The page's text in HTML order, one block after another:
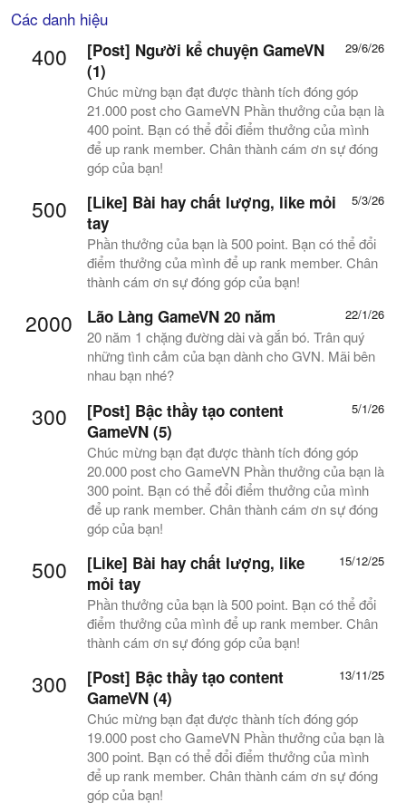
Các danh hiệu
400 29/6/26
[Post] Người kể chuyện GameVN
(1)
Chúc mừng bạn đạt được thành tích đóng góp
21.000 post cho GameVN Phần thưởng của bạn là
400 point. Bạn có thể đổi điểm thưởng của mình
để up rank member. Chân thành cám ơn sự đóng
góp của bạn!
500 5/3/26
[Like] Bài hay chất lượng, like mỏi
tay
Phần thưởng của bạn là 500 point. Bạn có thể đổi
điểm thưởng của mình để up rank member. Chân
thành cám ơn sự đóng góp của bạn!
2000 22/1/26
Lão Làng GameVN 20 năm
20 năm 1 chặng đường dài và gắn bó. Trân quý
những tình cảm của bạn dành cho GVN. Mãi bên
nhau bạn nhé?
300 5/1/26
[Post] Bậc thầy tạo content
GameVN (5)
Chúc mừng bạn đạt được thành tích đóng góp
20.000 post cho GameVN Phần thưởng của bạn là
300 point. Bạn có thể đổi điểm thưởng của mình
để up rank member. Chân thành cám ơn sự đóng
góp của bạn!
500 15/12/25
[Like] Bài hay chất lượng, like
mỏi tay
Phần thưởng của bạn là 500 point. Bạn có thể đổi
điểm thưởng của mình để up rank member. Chân
thành cám ơn sự đóng góp của bạn!
300 13/11/25
[Post] Bậc thầy tạo content
GameVN (4)
Chúc mừng bạn đạt được thành tích đóng góp
19.000 post cho GameVN Phần thưởng của bạn là
300 point. Bạn có thể đổi điểm thưởng của mình
để up rank member. Chân thành cám ơn sự đóng
góp của bạn!